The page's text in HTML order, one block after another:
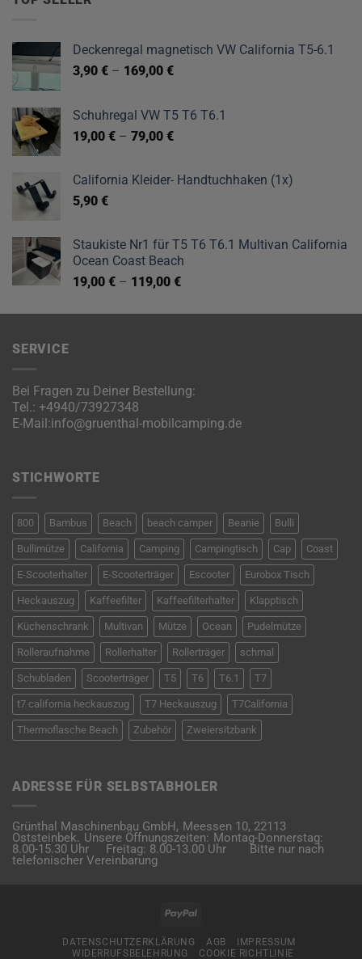
Deckenregal magnetisch VW California T5-6.1
3,90 € – 169,00 €
Schuhregal VW T5 T6 T6.1
19,00 € – 79,00 €
California Kleider- Handtuchhaken (1x)
5,90 €
Staukiste Nr1 für T5 T6 T6.1 Multivan California
Ocean Coast Beach
19,00 € – 119,00 €
SERVICE
Bei Fragen zu Deiner Bestellung:
Tel.: +4940/73927348
E-Mail:info@gruenthal-mobilcamping.de
STICHWORTE
800 Bambus Beach beach camper Beanie Bulli
Bullimütze California Camping Campingtisch Cap Coast
E-Scooterhalter E-Scooterträger Escooter Eurobox Tisch
Heckauszug Kaffeefilter Kaffeefilterhalter Klapptisch
Küchenschrank Multivan Mütze Ocean Pudelmütze
Rolleraufnahme Rollerhalter Rollerträger schmal
Schubladen Scooterträger T5 T6 T6.1 T7
t7 california heckauszug T7 Heckauszug T7California
Thermoflasche Beach Zubehör Zweiersitzbank
ADRESSE FÜR SELBSTABHOLER
Grünthal Maschinenbau GmbH, Meessen 10, 22113
Oststeinbek. Unsere Öffnungszeiten: Montag-Donnerstag:
8.00-15.30 Uhr Freitag: 8.00-13.00 Uhr Bitte nur nach
telefonischer Vereinbarung
PayPal
DATENSCHUTZERKLÄRUNG AGB
IMPRESSUM
WIDERRUFSBELEHRUNG
COOKIE RICHTLINIE